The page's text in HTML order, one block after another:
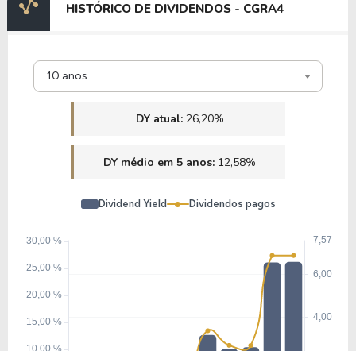
HISTÓRICO DE DIVIDENDOS - CGRA4
10 anos
DY atual: 26,20%
DY médio em 5 anos: 12,58%
Dividend Yield Dividendos pagos